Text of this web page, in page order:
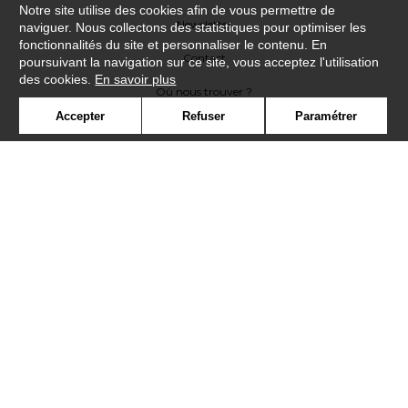
Newsletter
Contact
Où nous trouver ?
Notre site utilise des cookies afin de vous permettre de
naviguer. Nous collectons des statistiques pour optimiser les
fonctionnalités du site et personnaliser le contenu. En
poursuivant la navigation sur ce site, vous acceptez l'utilisation
des cookies. En savoir plus
Accepter Refuser Paramétrer